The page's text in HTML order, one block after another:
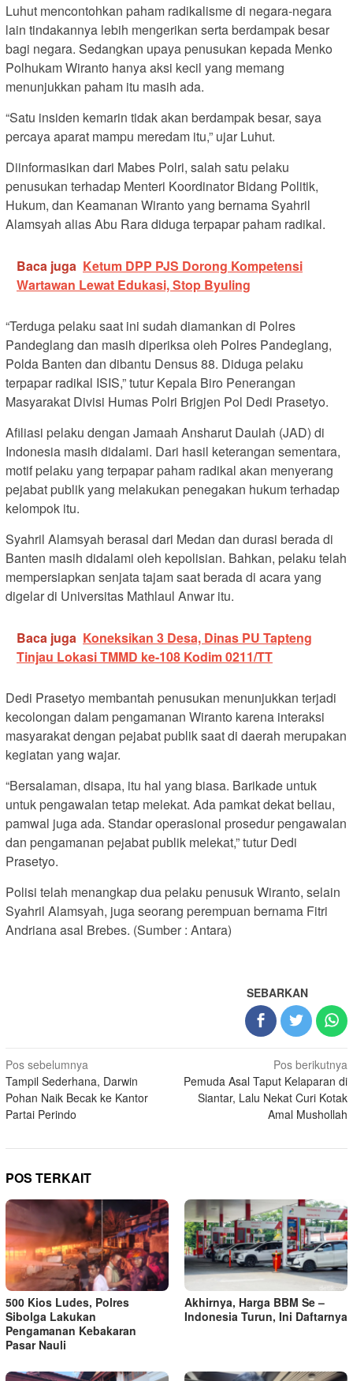
Luhut mencontohkan paham radikalisme di negara-negara
lain tindakannya lebih mengerikan serta berdampak besar
bagi negara. Sedangkan upaya penusukan kepada Menko
Polhukam Wiranto hanya aksi kecil yang memang
menunjukkan paham itu masih ada.
“Satu insiden kemarin tidak akan berdampak besar, saya
percaya aparat mampu meredam itu,” ujar Luhut.
Diinformasikan dari Mabes Polri, salah satu pelaku
penusukan terhadap Menteri Koordinator Bidang Politik,
Hukum, dan Keamanan Wiranto yang bernama Syahril
Alamsyah alias Abu Rara diduga terpapar paham radikal.
Baca juga Ketum DPP PJS Dorong Kompetensi
Wartawan Lewat Edukasi, Stop Byuling
“Terduga pelaku saat ini sudah diamankan di Polres
Pandeglang dan masih diperiksa oleh Polres Pandeglang,
Polda Banten dan dibantu Densus 88. Diduga pelaku
terpapar radikal ISIS,” tutur Kepala Biro Penerangan
Masyarakat Divisi Humas Polri Brigjen Pol Dedi Prasetyo.
Afiliasi pelaku dengan Jamaah Ansharut Daulah (JAD) di
Indonesia masih didalami. Dari hasil keterangan sementara,
motif pelaku yang terpapar paham radikal akan menyerang
pejabat publik yang melakukan penegakan hukum terhadap
kelompok itu.
Syahril Alamsyah berasal dari Medan dan durasi berada di
Banten masih didalami oleh kepolisian. Bahkan, pelaku telah
mempersiapkan senjata tajam saat berada di acara yang
digelar di Universitas Mathlaul Anwar itu.
Baca juga Koneksikan 3 Desa, Dinas PU Tapteng
Tinjau Lokasi TMMD ke-108 Kodim 0211/TT
Dedi Prasetyo membantah penusukan menunjukkan terjadi
kecolongan dalam pengamanan Wiranto karena interaksi
masyarakat dengan pejabat publik saat di daerah merupakan
kegiatan yang wajar.
“Bersalaman, disapa, itu hal yang biasa. Barikade untuk
untuk pengawalan tetap melekat. Ada pamkat dekat beliau,
pamwal juga ada. Standar operasional prosedur pengawalan
dan pengamanan pejabat publik melekat,” tutur Dedi
Prasetyo.
Polisi telah menangkap dua pelaku penusuk Wiranto, selain
Syahril Alamsyah, juga seorang perempuan bernama Fitri
Andriana asal Brebes. (Sumber : Antara)
SEBARKAN
Navigasi
pos
Pos sebelumnya
Tampil Sederhana, Darwin
Pohan Naik Becak ke Kantor
Partai Perindo
Pos berikutnya
Pemuda Asal Taput Kelaparan di
Siantar, Lalu Nekat Curi Kotak
Amal Mushollah
POS TERKAIT
500 Kios Ludes, Polres
Sibolga Lakukan
Pengamanan Kebakaran
Pasar Nauli
Akhirnya, Harga BBM Se –
Indonesia Turun, Ini Daftarnya